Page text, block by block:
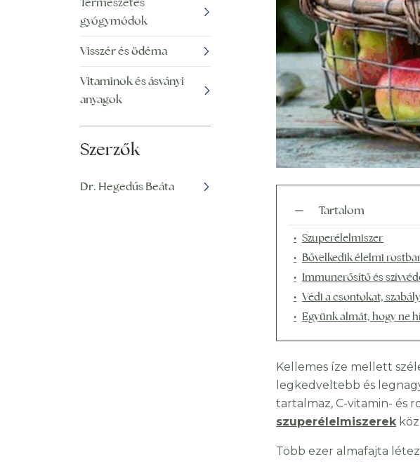
Tartalom
Szuperélelmiszer
Bővelkedik élelmi
Immunerősítő és
Védi a csontokat,
Együnk almát, hogy ne
Kellemes íze mellett
legkedveltebb és
tartalmaz, C-vitamin- és
szuperélelmiszerek
Több ezer almafajta
gyógymódok
Visszér és ödéma
Vitaminok és ásványi
anyagok
Szerzők
Dr. Hegedűs Beáta